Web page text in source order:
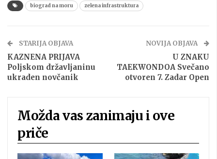
biograd na moru zelena infrastruktura
STARIJA OBJAVA
KAZNENA PRIJAVA
Poljskom državljaninu
ukraden novčanik
NOVIJA OBJAVA
U ZNAKU
TAEKWONDOA Svečano
otvoren 7. Zadar Open
Možda vas zanimaju i ove
priče